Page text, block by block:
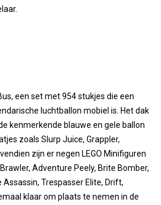
een set met 954 stukjes die een
luchtballon mobiel is. Het dak
kenmerkende blauwe en gele ballon
zoals Slurp Juice, Grappler,
zijn er negen LEGO Minifiguren
Adventure Peely, Brite Bomber,
Assassin, Trespasser Elite, Drift,
klaar om plaats te nemen in de